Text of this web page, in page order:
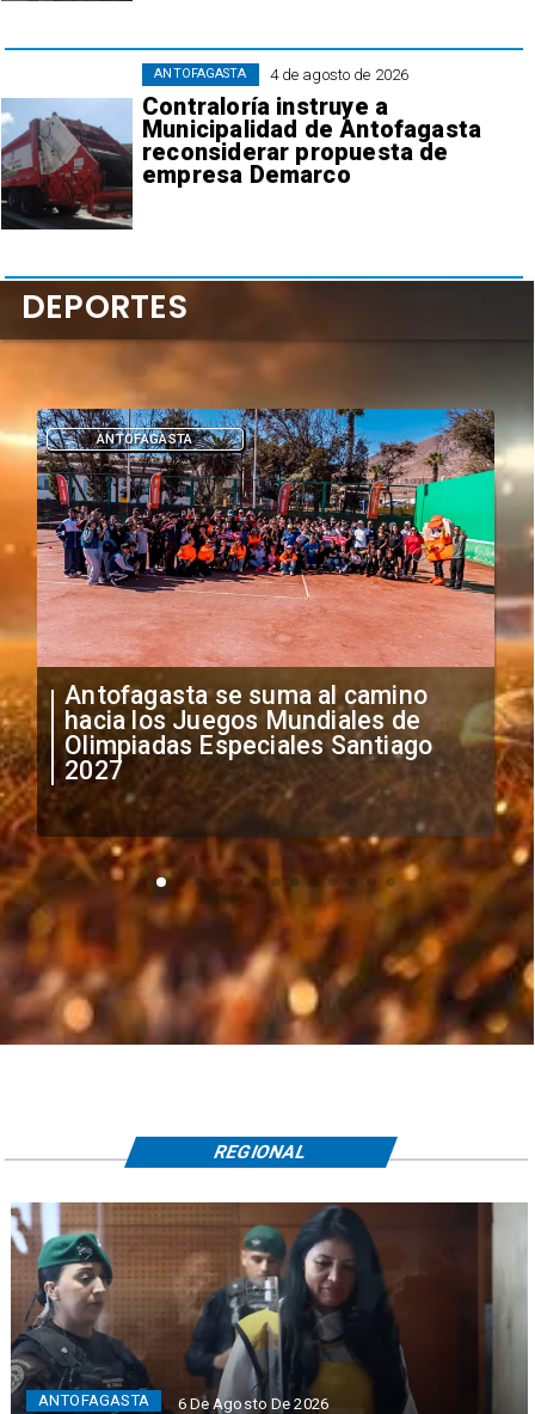
4 de agosto de 2026
Contraloría instruye a
Municipalidad de Antofagasta
reconsiderar propuesta de
empresa Demarco
ANTOFAGASTA
"Falta de profesionalismo": Sifup
anuncia medidas por situación
irregular de futbolistas
extranjeros
DEPORTES
DEPORTES
ANTOFAGASTA 6 De Agosto De 2026
REGIONAL